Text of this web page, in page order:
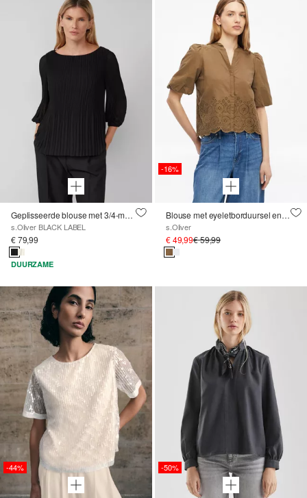
Geplisseerde blouse met 3/4-mouwen
s.Oliver BLACK LABEL
€ 79,99
DUURZAME
-16%
Blouse met eyeletborduursel en ballonmouwen
s.Oliver
€ 49,99€ 59,99
-44% -50%